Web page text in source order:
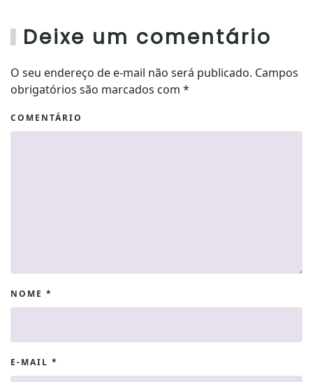
Deixe um comentário
O seu endereço de e-mail não será publicado. Campos
obrigatórios são marcados com *
COMENTÁRIO
NOME *
E-MAIL *